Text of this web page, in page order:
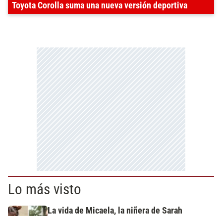
Toyota Corolla suma una nueva versión deportiva
Lo más visto
La vida de Micaela, la niñera de Sarah